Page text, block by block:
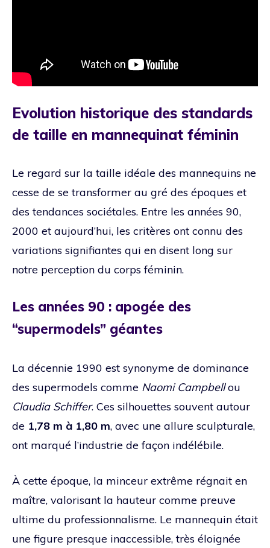
Evolution historique des standards
de taille en mannequinat féminin
Le regard sur la taille idéale des mannequins ne
cesse de se transformer au gré des époques et
des tendances sociétales. Entre les années 90,
2000 et aujourd’hui, les critères ont connu des
variations signifiantes qui en disent long sur
notre perception du corps féminin.
Les années 90 : apogée des
“supermodels” géantes
La décennie 1990 est synonyme de dominance
des supermodels comme Naomi Campbellou
Claudia Schiffer. Ces silhouettes souvent autour
de 1,78 m à 1,80 m, avec une allure sculpturale,
ont marqué l’industrie de façon indélébile.
À cette époque, la minceur extrême régnait en
maître, valorisant la hauteur comme preuve
ultime du professionnalisme. Le mannequin était
une figure presque inaccessible, très éloignée